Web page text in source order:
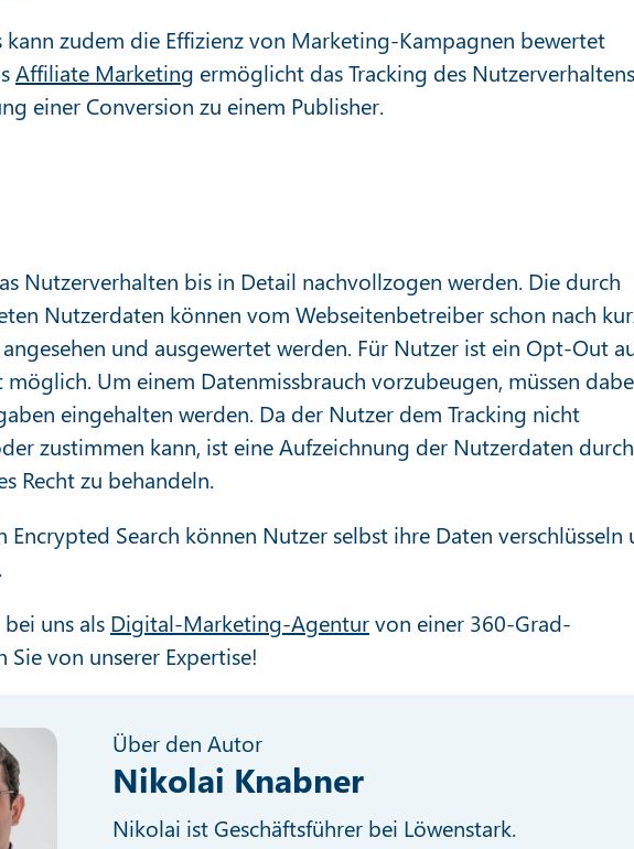
kann zudem die Effizienz von Marketing-Kampagnen bewertet
Affiliate Marketing ermöglicht das Tracking des Nutzerverhaltens
einer Conversion zu einem Publisher.
Nutzerverhalten bis in Detail nachvollzogen werden. Die durch
Nutzerdaten können vom Webseitenbetreiber schon nach
und ausgewertet werden. Für Nutzer ist ein Opt-Out
Um einem Datenmissbrauch vorzubeugen, müssen
eingehalten werden. Da der Nutzer dem Tracking nicht
zustimmen kann, ist eine Aufzeichnung der Nutzerdaten
Recht zu behandeln.
Search können Nutzer selbst ihre Daten verschlüsseln
uns als Digital-Marketing-Agenturvon einer 360-Grad-
von unserer Expertise!
Über den Autor
Nikolai Knabner
Nikolai ist Geschäftsführer bei Löwenstark.